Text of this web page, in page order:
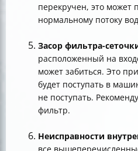
перекручен, это может
нормальному потоку
Засор фильтра-
расположенный на
может забиться. Это
будет поступать в
не поступать.
фильтр.
Неисправности